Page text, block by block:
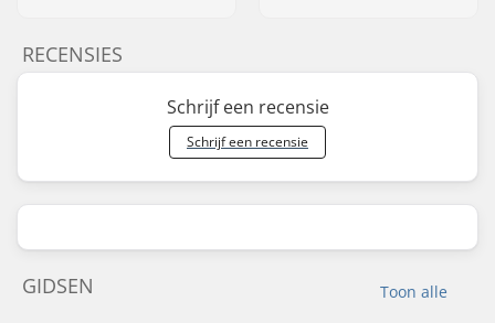
RECENSIES
Schrijf een recensie
Schrijf een recensie
Toon alle
GIDSEN